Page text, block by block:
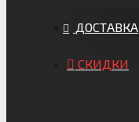
ДОСТАВКА
СКИДКИ